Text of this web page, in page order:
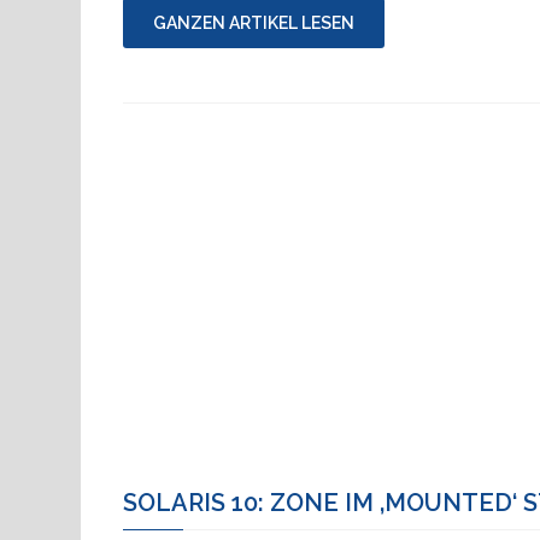
nicht
druckbaren
GANZEN ARTIKEL LESEN
SOLARIS 10: ZONE IM ‚MOUNTED‘